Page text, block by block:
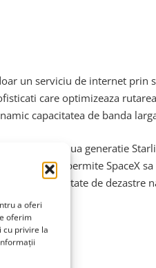
a oferi
oferim
cu privire la
un serviciu de internet prin
care optimizeaza
capacitatea de banda
satelit din noua generatie
distribuita permite SpaceX
regiuni afectate de dezastre